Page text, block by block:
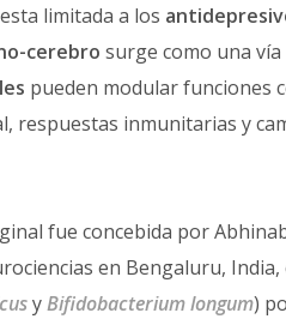
limitada a los
cerebro surge como una
pueden modular funciones
respuestas inmunitarias y
fue concebida por
en Bengaluru,
yBifidobacterium longum)